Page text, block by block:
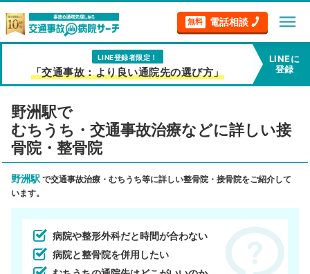
無料 電話相談 menu
LINE登録者限定！
「交通事故：より良い通院先の選び方」
LINEに
登録
野洲駅で
むちうち・交通事故治療などに詳しい接
骨院・整骨院
野洲駅 で交通事故治療・むちうち等に詳しい整骨院・接骨院をご紹介して
います。
病院や整形外科だと時間が合わない
病院と整骨院を併用したい